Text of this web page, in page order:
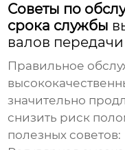
Советы по
срока службы
валов передачи
Правильное
значительно
снизить риск
полезных советов: